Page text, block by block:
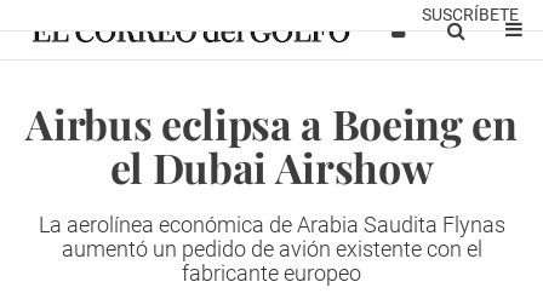
SUSCRÍBETE
Airbus eclipsa a Boeing en
el Dubai Airshow
La aerolínea económica de Arabia Saudita Flynas
aumentó un pedido de avión existente con el
fabricante europeo